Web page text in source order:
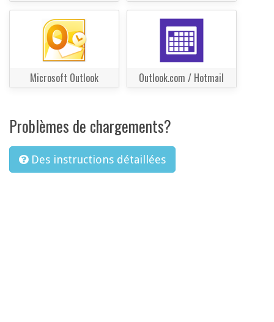
Microsoft Outlook Outlook.com / Hotmail
Problèmes de chargements?
Des instructions détaillées